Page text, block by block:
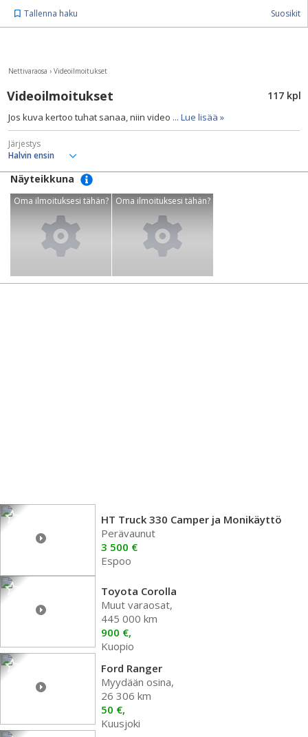
Tallenna haku Suosikit
Nettivaraosa › Videoilmoitukset
Videoilmoitukset 117 kpl
Jos kuva kertoo tuhat sanaa, niin video ... Lue lisää »
Järjestys
Näyteikkuna
Oma ilmoituksesi tähän? Oma ilmoituksesi tähän?
HT Truck 330 Camper ja Monikäyttö
Perävaunut
3 500 €
Espoo
Toyota Corolla
Muut varaosat,
445 000 km
900 €,
Kuopio
Ford Ranger
Myydään osina,
26 306 km
50 €,
Kuusjoki